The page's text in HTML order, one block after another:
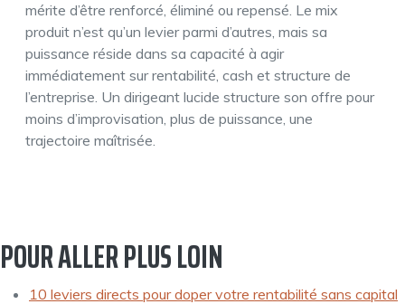
mérite d’être renforcé, éliminé ou repensé. Le mix
produit n’est qu’un levier parmi d’autres, mais sa
puissance réside dans sa capacité à agir
immédiatement sur rentabilité, cash et structure de
l’entreprise. Un dirigeant lucide structure son offre pour
moins d’improvisation, plus de puissance, une
trajectoire maîtrisée.
POUR ALLER PLUS LOIN
10 leviers directs pour doper votre rentabilité sans capital